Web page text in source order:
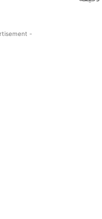
- Advertisement -